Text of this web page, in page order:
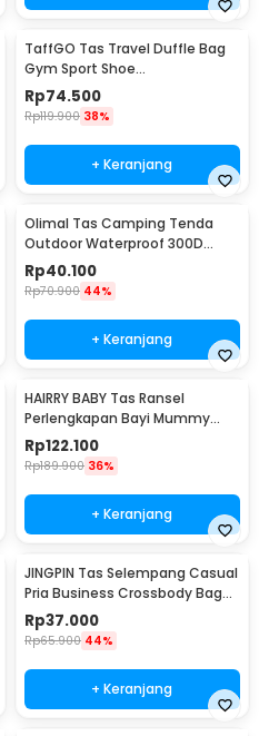
TaffGO Tas Travel Duffle Bag
Gym Sport Shoe
Compartment 30L - C48
Rp74.500
Rp119.900 38%
+ Keranjang
Olimal Tas Camping Tenda
Outdoor Waterproof 300D
Oxford Storage Bag - OM-30
Rp40.100
Rp70.900 44%
+ Keranjang
HAIRRY BABY Tas Ransel
Perlengkapan Bayi Mummy
Diaper Travel Bag - CC23
Rp122.100
Rp189.900 36%
+ Keranjang
JINGPIN Tas Selempang Casual
Pria Business Crossbody Bag
PU Leather - JP2
Rp37.000
Rp65.900 44%
+ Keranjang